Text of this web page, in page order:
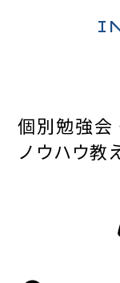
個別勉強
ノウハウ教